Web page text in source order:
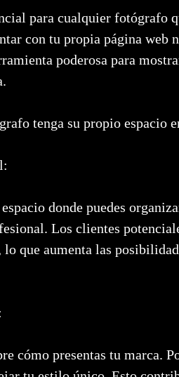
para cualquier fotógrafo
con tu propia página web
poderosa para
tenga su propio espacio
donde puedes
Los clientes
que aumenta las
cómo presentas tu marca.